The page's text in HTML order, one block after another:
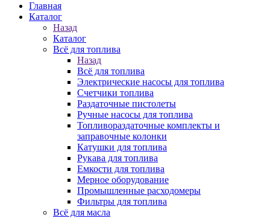
Главная
Каталог
Назад
Каталог
Всё для топлива
Назад
Всё для топлива
Электрические насосы для топлива
Счетчики топлива
Раздаточные пистолеты
Ручные насосы для топлива
Топливораздаточные комплекты и
заправочные колонки
Катушки для топлива
Рукава для топлива
Емкости для топлива
Мерное оборудование
Промышленные расходомеры
Фильтры для топлива
Всё для масла